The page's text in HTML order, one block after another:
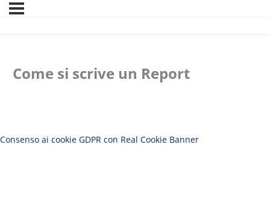
Come si scrive un Report
Consenso ai cookie GDPR con Real Cookie Banner